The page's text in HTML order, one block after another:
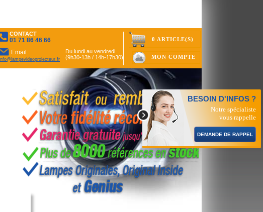
CONTACT
01 71 86 46 66
Email
Du lundi au vendredi
(9h30-13h / 14h-17h30)
0 ARTICLE(S)
MON COMPTE
BESOIN D'INFOS ?
Notre spécialiste
vous rappelle
DEMANDE DE RAPPEL